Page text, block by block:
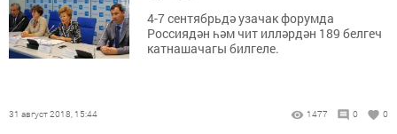
4-7 сентябрьдә узачак форумда
Россиядән һәм чит илләрдән 189 белгеч
катнашачагы билгеле.
31 август 2018, 15:44 1477 0 0